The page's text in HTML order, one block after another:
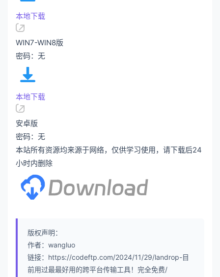
本地下载
WIN7-WIN8版
密码：无
本地下载
安卓版
密码：无
本站所有资源均来源于网络，仅供学习使用，请下载后24
小时内删除
版权声明：
作者：wangluo
链接：https://codeftp.com/2024/11/29/landrop-目
前用过最最好用的跨平台传输工具！完全免费/